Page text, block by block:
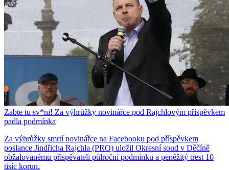
Zabte tu sv*ni! Za výhrůžky novinářce pod Rajchlovým příspěvkem
padla podmínka
Za výhrůžky smrtí novinářce na Facebooku pod příspěvkem
poslance Jindřicha Rajchla (PRO) uložil Okresní soud v Děčíně
obžalovanému přispěvateli půlroční podmínku a peněžitý trest 10
tisíc korun.